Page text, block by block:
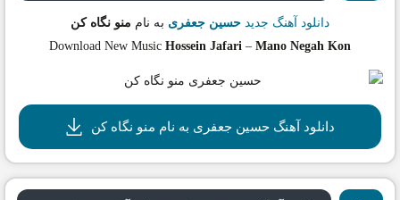
دانلود آهنگ جدید حسین جعفری به نام منو نگاه کن
Download New Music Hossein Jafari – Mano Negah Kon
دانلود آهنگ حسین جعفری به نام منو نگاه کن